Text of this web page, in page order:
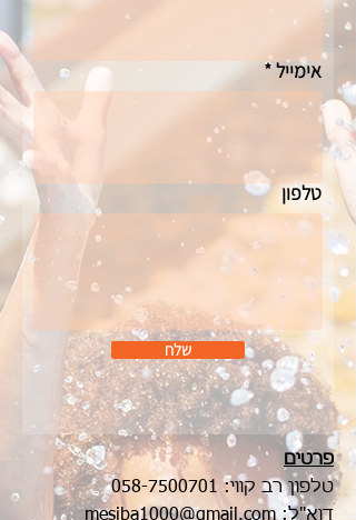
אימייל
טלפון
שלח
פרטים
טלפון רב קווי: 058-7500701
דוא"ל:mesiba1000@gmail.com